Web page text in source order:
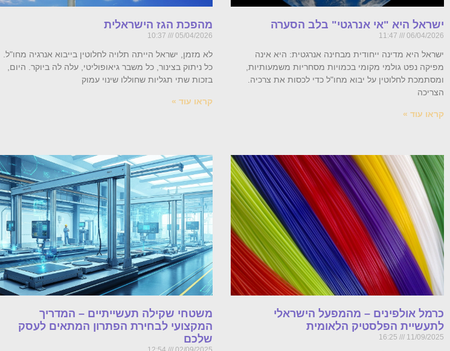
ישראל היא "אי אנרגטי" בלב הסערה
06/04/2026
ישראל היא מדינה ייחודית מבחינה אנרגטית: היא אינה
מפיקה נפט גולמי מקומי בכמויות מסחריות משמעותיות,
ומסתמכת לחלוטין על יבוא מחו"ל כדי לכסות את צרכיה.
הצריכה
קראו עוד »
מהפכת הגז הישראלית
05/04/2026
לא מזמן, ישראל הייתה תלויה לחלוטין בייבוא אנרגיה מחו"ל.
כל ניתוק בצינור, כל משבר גיאופוליטי, עלה לה ביוקר. היום,
בזכות שתי תגליות שחוללו שינוי עמוק
קראו עוד »
כרמל אולפינים – מהמפעל הישראלי
לתעשיית הפלסטיק הלאומית
11/09/2025
משטחי שקילה תעשייתיים – המדריך
המקצועי לבחירת הפתרון המתאים לעסק
שלכם